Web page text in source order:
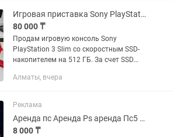
и с большим выбором игр ✨
Стоимость...
Игровая приставка Sony PlayStation 3 Slim 512GB SSD.Игры. ПО 4.80
80 000 ₸
Продам игровую консоль Sony
PlayStation 3 Slim со скоростным SSD-
накопителем на 512 ГБ. За счет SSD
плавно, а игры загружаются в гораздо
Алматы, вчера
Реклама
Аренда пс Аренда Ps аренда Пс5 аренда ps5 аренда ps 5 аренда PlayStation
8 000 ₸